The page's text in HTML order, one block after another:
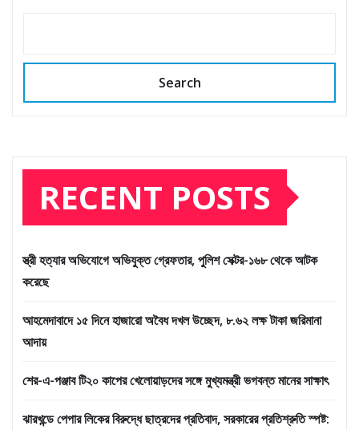
Search
RECENT POSTS
স্ত্রী হত্যার অভিযোগে অভিযুক্ত গ্রেফতার, পুলিশ সেক্টর-১৬৮ থেকে আটক
করেছে
আহমেদাবাদে ১৫ দিনে হাজারো অবৈধ দখল উচ্ছেদ, ৮.৬২ লক্ষ টাকা জরিমানা
আদায়
শের-এ-পঞ্জাব টি২০ কাপের খেলোয়াড়দের সঙ্গে মুখ্যমন্ত্রী ভগবন্ত মানের সাক্ষাৎ
ঝারখন্ডে পেপার লিকের বিরুদ্ধে ছাত্রদের প্রতিবাদ, সরকারের প্রতিশ্রুতি স্পষ্ট: